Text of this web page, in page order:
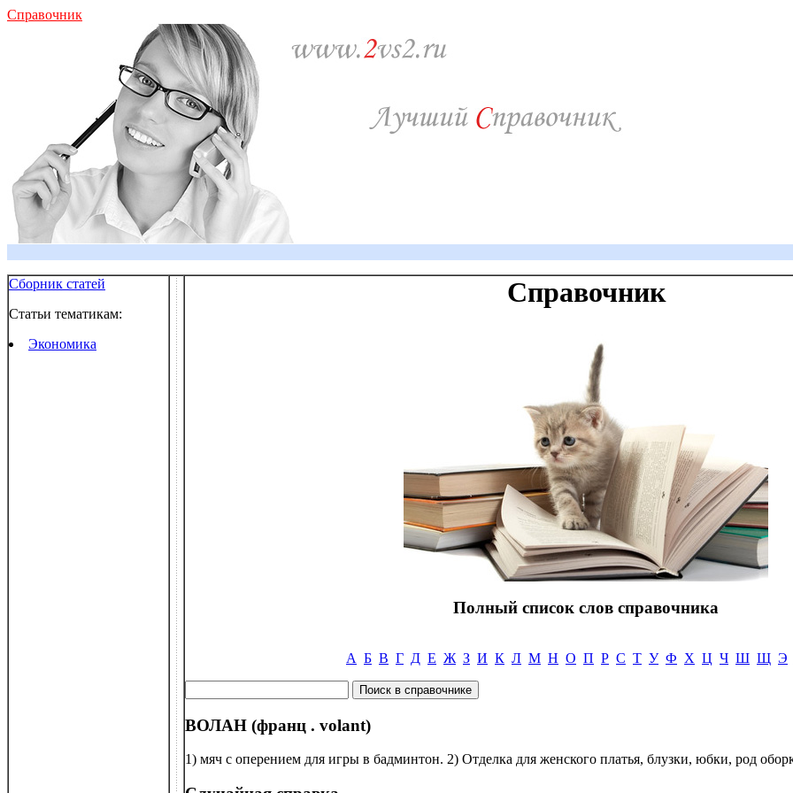
Справочник
Сборник статей
Статьи тематикам:
Экономика
Справочник
Полный список слов справочника
А Б В Г Д Е Ж З И К Л М Н О П Р С Т У Ф Х Ц Ч Ш Щ Э
ВОЛАН (франц . volant)
1) мяч с оперением для игры в бадминтон. 2) Отделка для женского платья, блузки, юбки, род